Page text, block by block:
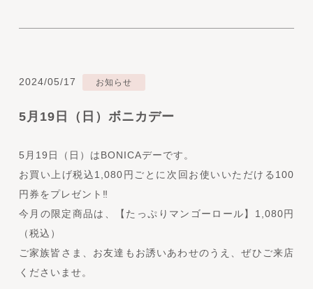
2024/05/17 お知らせ
5月19日（日）ボニカデー
5月19日（日）はBONICAデーです。
お買い上げ税込1,080円ごとに次回お使いいただける100
円券をプレゼント‼
今月の限定商品は、【たっぷりマンゴーロール】1,080円
（税込）
ご家族皆さま、お友達もお誘いあわせのうえ、ぜひご来店
くださいませ。